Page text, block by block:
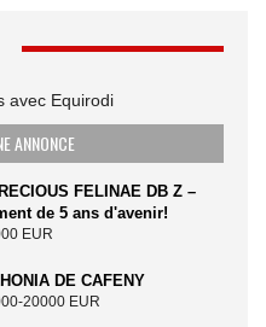
avec Equirodi
ANNONCE
FELINAE DB Z –
de 5 ans d'avenir!
EUR
DE CAFENY
20000 EUR